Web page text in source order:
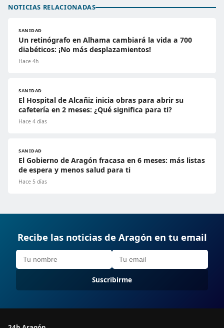
NOTICIAS RELACIONADAS
SANIDAD
Un retinógrafo en Alhama cambiará la vida a 700
diabéticos: ¡No más desplazamientos!
Hace 4h
SANIDAD
El Hospital de Alcañiz inicia obras para abrir su
cafetería en 2 meses: ¿Qué significa para ti?
Hace 4 días
SANIDAD
El Gobierno de Aragón fracasa en 6 meses: más listas
de espera y menos salud para ti
Hace 5 días
Recibe las noticias de Aragón en tu email
Suscribirme